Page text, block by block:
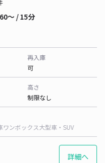
〜 / 15分
再入庫
可
高さ
制限なし
ワンボックス大型車・SUV
詳細へ